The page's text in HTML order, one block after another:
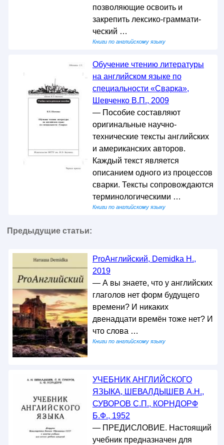
позволяющие освоить и
закрепить лексико-граммати-
ческий …
Книги по английскому языку
Обучение чтению литературы
на английском языке по
специальности «Сварка»,
Шевченко В.П., 2009
— Пособие составляют
оригинальные научно-
технические тексты английских
и американских авторов.
Каждый текст является
описанием одного из процессов
сварки. Тексты сопровождаются
терминологическими …
Книги по английскому языку
Предыдущие статьи:
ProАнглийский, Demidka Н.,
2019
— А вы знаете, что у английских
глаголов нет форм будущего
времени? И никаких
двенадцати времён тоже нет? И
что словa …
Книги по английскому языку
УЧЕБНИК АНГЛИЙСКОГО
ЯЗЫКА, ШЕВАЛДЫШЕВ А.Н.,
СУВОРОВ С.П., КОРНДОРФ
Б.Ф., 1952
— ПРЕДИСЛОВИЕ. Настоящий
учебник предназначен для